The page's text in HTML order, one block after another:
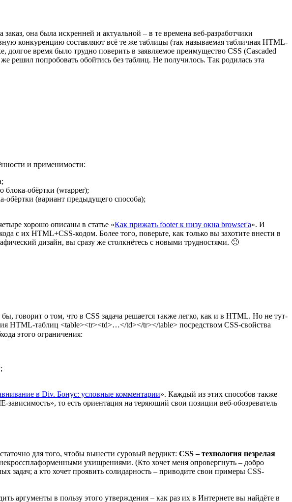
заказ, она была искренней и актуальной – в те времена веб-разработчики
конкуренцию составляют всё те же таблицы (так называемая табличная HTML-
время было трудно поверить в заявляемое преимущество CSS (Cascaded
решил попробовать обойтись без таблиц. Не получилось. Так родилась эта
и применимости:
блока-обёртки (wrapper);
обёртки (вариант предыдущего способа);
хорошо описаны в статье «Как прижать footer к низу окна browser'а». И
с их HTML+CSS-кодом. Более того, поверьте, как только вы захотите внести в
дизайн, вы сразу же столкнётесь с новыми трудностями. 🙁
говорит о том, что в CSS задача решается также легко, как и в HTML. Но не тут-
HTML-таблиц <table><tr><td>…</td></tr></table> посредством CSS-свойства
этого ограничения:
в Div. Бонус: условные комментарии». Каждый из этих способов также
зависимость», то есть ориентация на теряющий свои позиции веб-обозреватель
для того, чтобы вынести суровый вердикт: CSS – технология незрелая
ухищрениями. (Кто хочет меня опровергнуть – добро
задач; а кто хочет проявить солидарность – приводите свои примеры CSS-
аргументы в пользу этого утверждения – как раз их в Интернете вы найдёте в